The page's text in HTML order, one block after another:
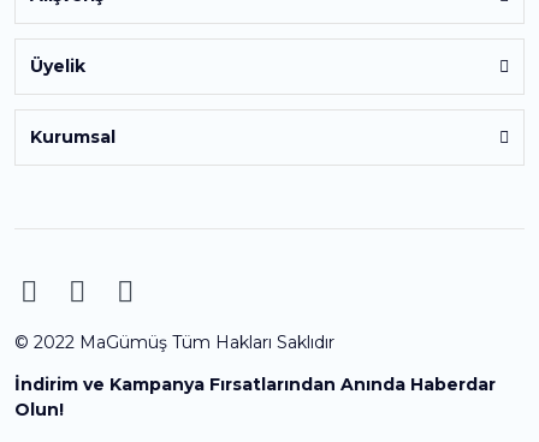
Üyelik
Kurumsal
© 2022 MaGümüş Tüm Hakları Saklıdır
İndirim ve Kampanya Fırsatlarından Anında Haberdar
Olun!